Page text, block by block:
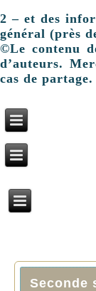
2 – et des
général (près
©Le contenu
d’auteurs.
cas de partage.
Seconde